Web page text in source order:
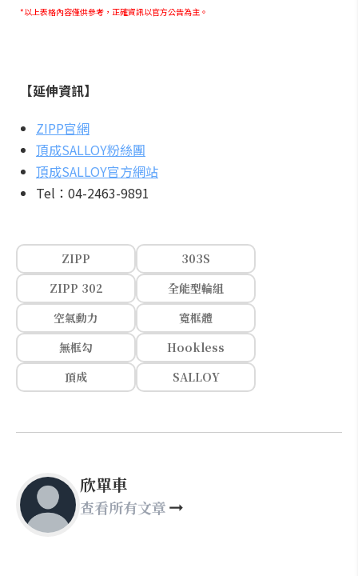
*以上表格內容僅供參考，正確資訊以官方公告為主。
【延伸資訊】
ZIPP官網
頂成SALLOY粉絲團
頂成SALLOY官方網站
Tel：04-2463-9891
ZIPP
303S
ZIPP 302
全能型輪組
空氣動力
寬框體
無框勾
Hookless
頂成
SALLOY
欣單車
查看所有文章